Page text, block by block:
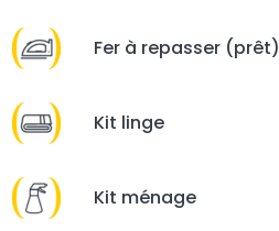
Fer à repasser (prêt)
Kit linge
Kit ménage